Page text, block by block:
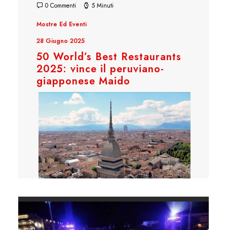
0 Commenti 5 Minuti
Mostre Ed Eventi
28 Giugno 2025
50 World’s Best Restaurants
2025: vince il peruviano-
giapponese Maido